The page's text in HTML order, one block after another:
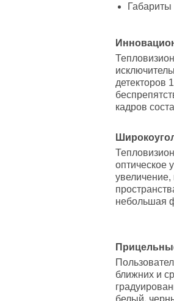
Габариты
детекторов
кадров
оптическое
увеличение,
небольшая
ближних и
белый,